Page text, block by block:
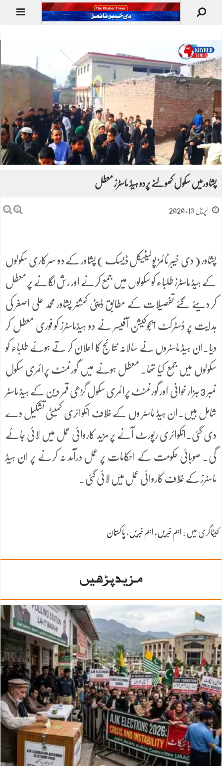
پشاورمیں سکول کھولنے پردو ہیڈ ماسٹرز معطل
اپریل 13, 2020
پشاور ( دی خیبر ٹائمز پولیٹیکل ڈیسک ) پشاور کے دو سرکاری سکولوں
کے ہیڈ ماسٹرز طلباء کو سکولوں میں جمع کرنے اور رش لگانے پر معطل
کر دیئے گئے تفصیلات کے مطابق ڈپٹی کمشنر پشاور محمد علی اصغر کی
ہدایت پر ڈسٹرکٹ ایجوکیشن آفیسر نے دو ہیڈماسٹرز کو فوری معطل کر
دیا۔ان ہیڈ ماسٹروں نے سالانہ نتائج کا اعلان کر تے ہوئے طلباء کو
سکولوں میں جمع کیا تھا۔ معطل ہونے میں گورنمنٹ پرائمری سکول
نمبر 3 ہزار خوانی اور گورنمنٹ پرائمری سکول گڑھی قمر دین کے ہیڈ ماسٹر
شامل ہیں۔ان ہیڈ ماسٹر وں کے خلاف انکوائری کمیٹی تشکیل دے
دی گئی۔انکوائری رپورٹ آنے پر مزید کاروائی عمل میں لائی جائے
گی۔ صوبائی حکومت کے احکامات پر عمل درآمد نہ کرنے پر ان ہیڈ
ماسٹرز کے خلاف کاروائی عمل میں لائی گئی۔
کیٹاگری میں : اہم خبریں ، اہم خبریں ، پاکستان
مزید پڑھیں